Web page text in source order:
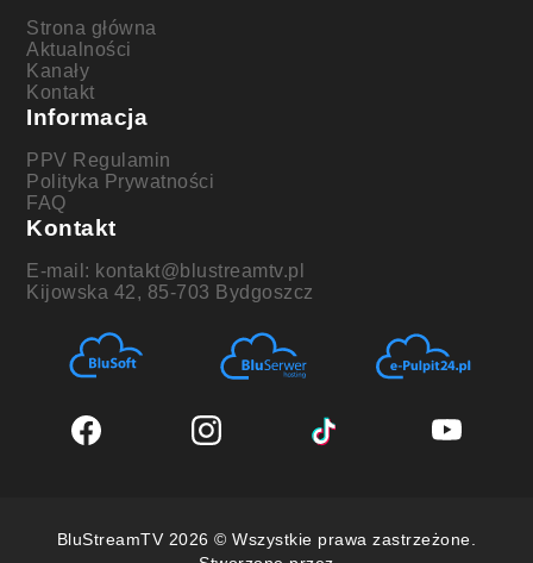
Strona główna
Aktualności
Kanały
Kontakt
Informacja
PPV Regulamin
Polityka Prywatności
FAQ
Kontakt
E-mail: kontakt@blustreamtv.pl
Kijowska 42, 85-703 Bydgoszcz
BluStreamTV 2026 © Wszystkie prawa zastrzeżone.